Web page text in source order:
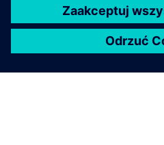
your field devices.
monitor instrumentation via